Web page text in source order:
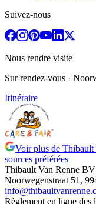
Suivez-nous
Nous rendre visite
Sur rendez-vous ·
Itinéraire
Voir plus de Thibault
sources préférées
Thibault Van Renne
Noorwegenstraat 51,
Règlement en ligne des